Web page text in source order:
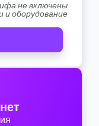
не включены
и оборудование